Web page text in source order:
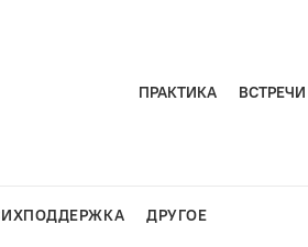
ПРАКТИКА ВСТРЕЧИ
ДРУГОЕ